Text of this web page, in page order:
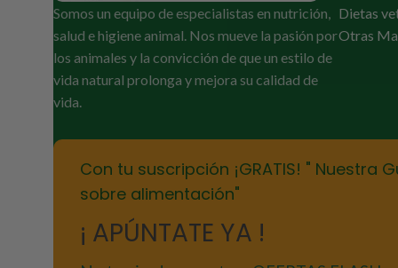
Somos un equipo de especialistas en nutrición,
salud e higiene animal. Nos mueve la pasión por
los animales y la convicción de que un estilo de
vida natural prolonga y mejora su calidad de
vida.
Dietas
Otras
Con tu suscripción ¡GRATIS! " Nuestra
sobre alimentación"
¡ APÚNTATE YA !